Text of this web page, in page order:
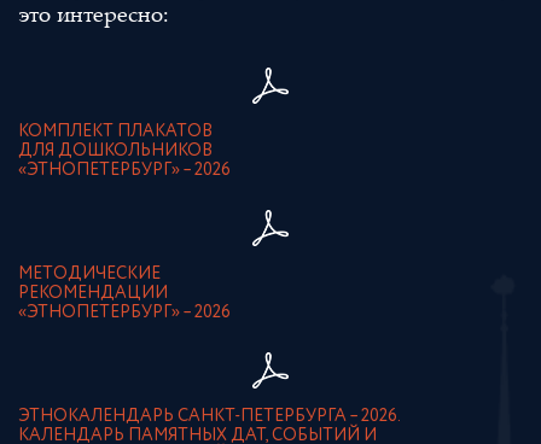
это интересно:
КОМПЛЕКТ ПЛАКАТОВ
ДЛЯ ДОШКОЛЬНИКОВ
«ЭТНОПЕТЕРБУРГ» – 2026
МЕТОДИЧЕСКИЕ
РЕКОМЕНДАЦИИ
«ЭТНОПЕТЕРБУРГ» – 2026
ЭТНОКАЛЕНДАРЬ САНКТ-ПЕТЕРБУРГА – 2026.
КАЛЕНДАРЬ ПАМЯТНЫХ ДАТ, СОБЫТИЙ И